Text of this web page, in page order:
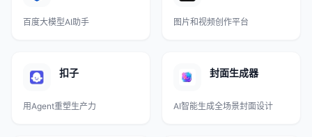
百度大模型AI助手 图片和视频创作平台
扣子
用Agent重塑生产力
封面生成器
AI智能生成全场景封面设计